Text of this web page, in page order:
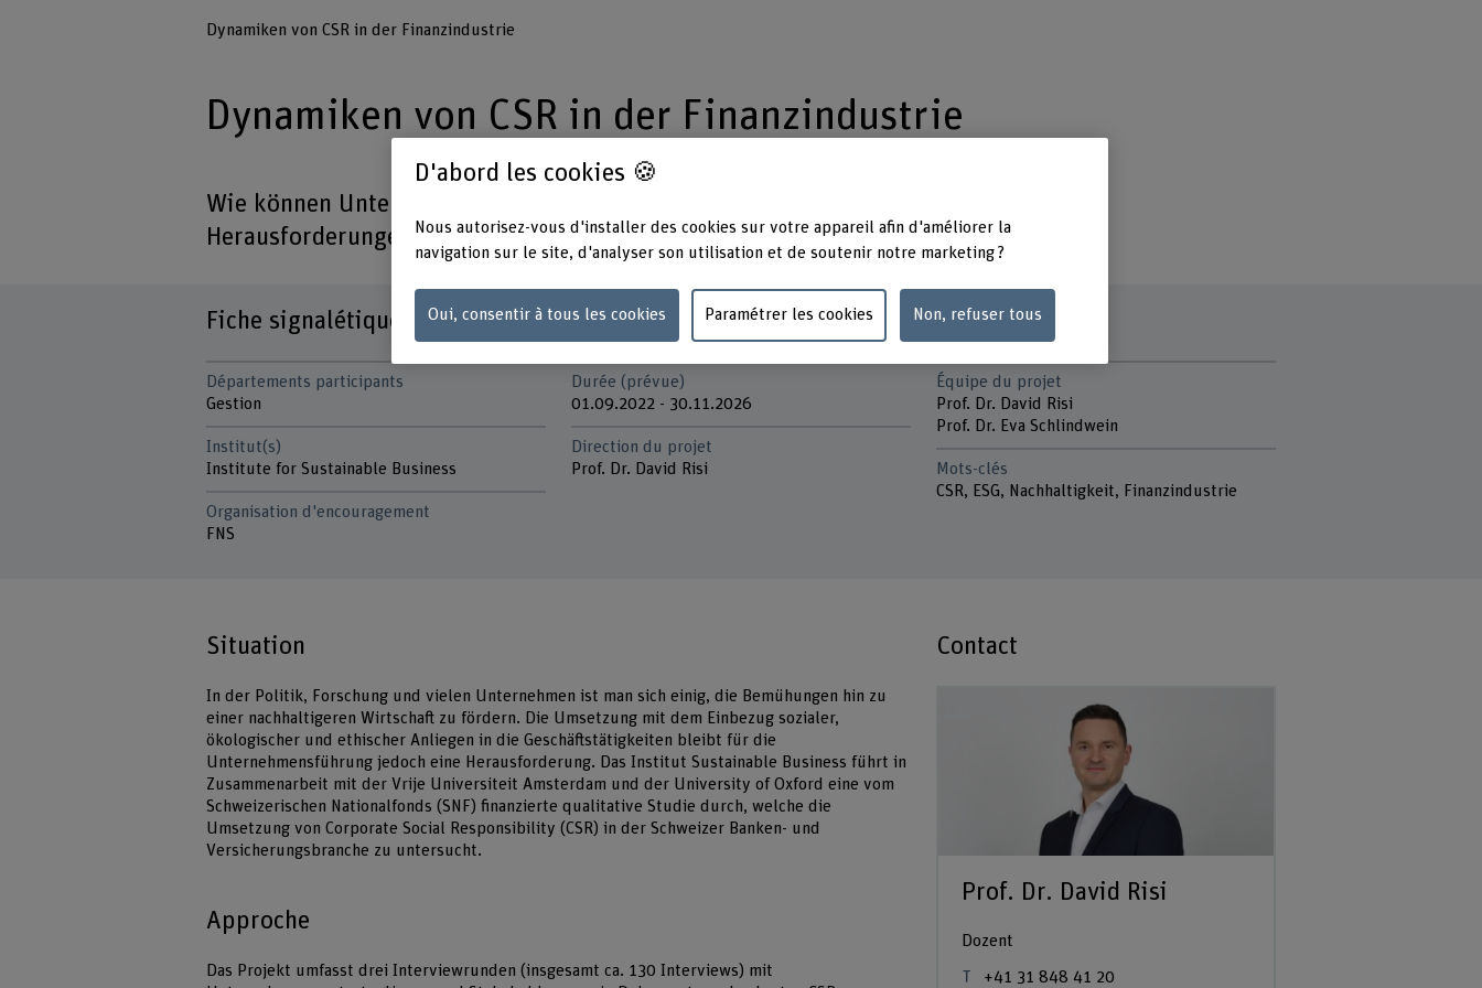
Dynamiken von CSR in der Finanzindustrie
Dynamiken von CSR in der Finanzindustrie
Wie können Unternehmen zur Bewältigung der
Herausforderungen der modernen Welt beitragen?
Fiche signalétique
Départements participants
Gestion
Institut(s)
Institute for Sustainable Business
Organisation d'encouragement
FNS
Durée (prévue)
01.09.2022 - 30.11.2026
Direction du projet
Prof. Dr. David Risi
Équipe du projet
Prof. Dr. David Risi
Prof. Dr. Eva Schlindwein
Mots-clés
CSR, ESG, Nachhaltigkeit, Finanzindustrie
Situation
In der Politik, Forschung und vielen Unternehmen ist man sich einig, die Bemühungen hin zu
einer nachhaltigeren Wirtschaft zu fördern. Die Umsetzung mit dem Einbezug sozialer,
ökologischer und ethischer Anliegen in die Geschäftstätigkeiten bleibt für die
Unternehmensführung jedoch eine Herausforderung. Das Institut Sustainable Business führt in
Zusammenarbeit mit der Vrije Universiteit Amsterdam und der University of Oxford eine vom
Schweizerischen Nationalfonds (SNF) finanzierte qualitative Studie durch, welche die
Umsetzung von Corporate Social Responsibility (CSR) in der Schweizer Banken- und
Versicherungsbranche zu untersucht.
Approche
Das Projekt umfasst drei Interviewrunden (insgesamt ca. 130 Interviews) mit
Contact
Prof. Dr. David Risi
Dozent
+41 31 848 41 20
D'abord les cookies 🍪
Nous autorisez-vous d'installer des cookies sur votre appareil afin d'améliorer la
navigation sur le site, d'analyser son utilisation et de soutenir notre marketing ?
Oui, consentir à tous les cookies Paramétrer les cookies Non, refuser tous